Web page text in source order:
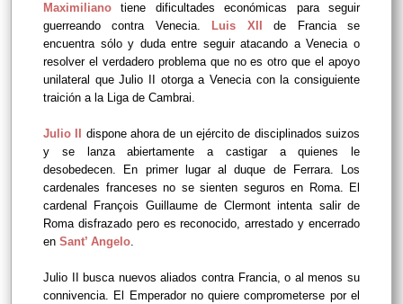
Maximiliano
tiene dificultades económicas para seguir
guerreando contra Venecia.
Luis XII
de Francia se
encuentra sólo y duda entre seguir atacando a Venecia o
resolver el verdadero problema que no es otro que el apoyo
unilateral que Julio II otorga a Venecia con la consiguiente
traición a la Liga de Cambrai.
Julio II
dispone ahora de un ejército de disciplinados suizos
y se lanza abiertamente a castigar a quienes le
desobedecen. En primer lugar al duque de Ferrara. Los
cardenales franceses no se sienten seguros en Roma. El
cardenal François Guillaume de Clermont intenta salir de
Roma disfrazado pero es reconocido, arrestado y encerrado
en Sant’ Angelo.
Julio II busca nuevos aliados contra Francia, o al menos su
connivencia. El Emperador no quiere comprometerse por el